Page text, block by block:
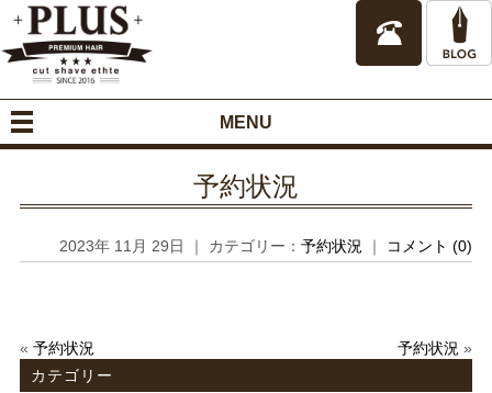
MENU
予約状況
2023年 11月 29日 ｜ カテゴリー：予約状況 ｜ コメント (0)
« 予約状況 予約状況 »
カテゴリー